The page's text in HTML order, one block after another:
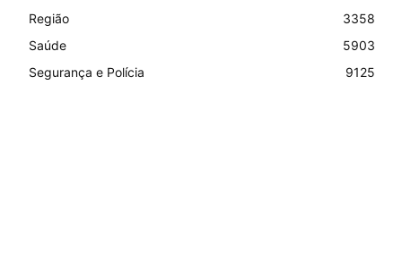
Região
3358
Saúde
5903
Segurança e Polícia
9125